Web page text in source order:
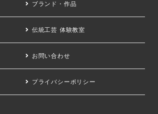
ブランド・作品
伝統工芸 体験教室
お問い合わせ
プライバシーポリシー